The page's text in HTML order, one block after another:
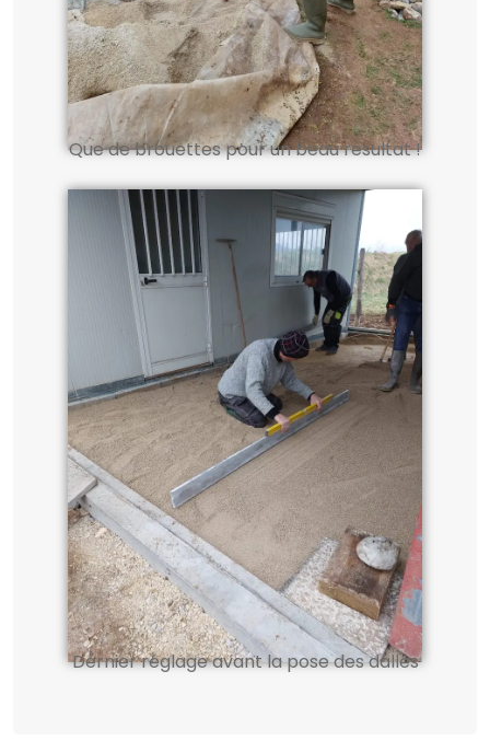
Que de brouettes pour un beau résultat !
Dernier réglage avant la pose des dalles